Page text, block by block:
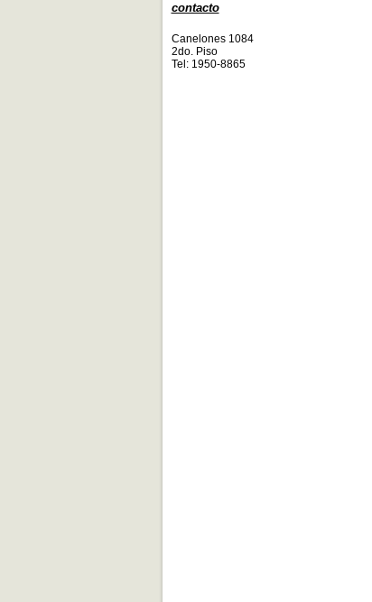
contacto
Canelones 1084
2do. Piso
Tel: 1950-8865